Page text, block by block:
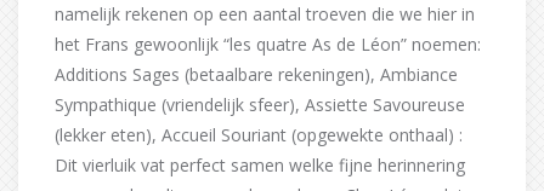
namelijk rekenen op een aantal troeven die we hier in
het Frans gewoonlijk “les quatre As de Léon” noemen:
Additions Sages (betaalbare rekeningen), Ambiance
Sympathique (vriendelijk sfeer), Assiette Savoureuse
(lekker eten), Accueil Souriant (opgewekte onthaal) :
Dit vierluik vat perfect samen welke fijne herinnering